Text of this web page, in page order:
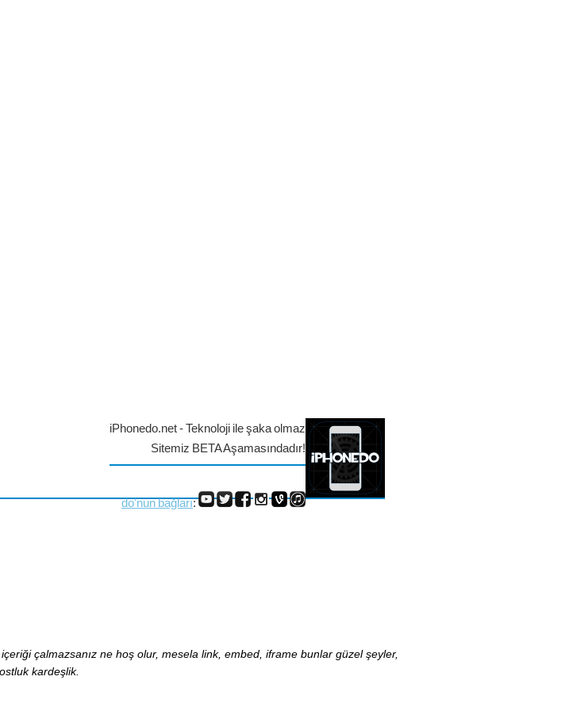
iPhonedo.net - Teknoloji ile şaka olmaz
Sitemiz BETA Aşamasındadır!
do'nun bağları:
çalmazsanız ne hoş olur, mesela link, embed, iframe bunlar güzel şeyler,
kardeşlik.